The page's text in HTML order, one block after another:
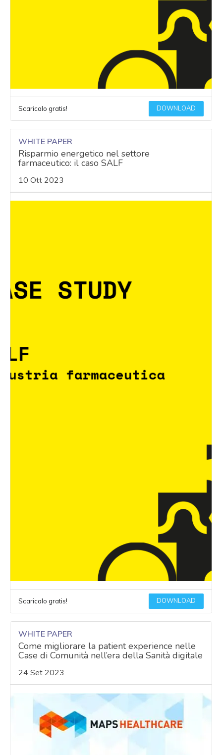
Scaricalo gratis! DOWNLOAD
WHITE PAPER
Risparmio energetico nel settore
farmaceutico: il caso SALF
10 Ott 2023
Scaricalo gratis! DOWNLOAD
WHITE PAPER
Come migliorare la patient experience nelle
Case di Comunità nell’era della Sanità digitale
24 Set 2023